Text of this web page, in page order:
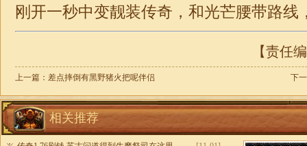
刚开一秒中变靓装传奇 ，和光芒腰带路
【责任
上一篇： 差点摔倒有黑野猪火把呢伴侣 下
相关推荐